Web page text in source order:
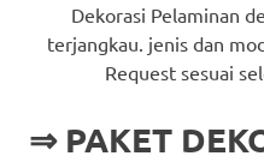
Dekorasi Pelaminan
terjangkau. jenis dan
Request sesuai
⇒ PAKET